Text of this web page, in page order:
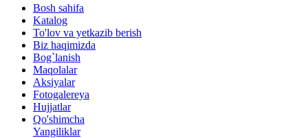
Bosh sahifa
Katalog
To'lov va yetkazib berish
Biz haqimizda
Bog`lanish
Maqolalar
Aksiyalar
Fotogalereya
Hujjatlar
Qo'shimcha
Yangiliklar